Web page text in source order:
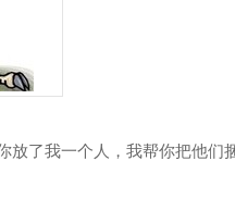
放了我一个人，我帮你把他们